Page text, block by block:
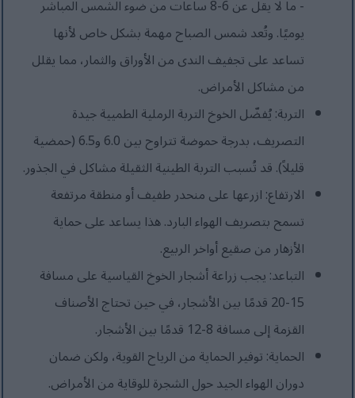
- ما لا يقل عن 6-8 ساعات من ضوء الشمس المباشر
يوميًا. وتُعد شمس الصباح مهمة بشكل خاص لأنها
تساعد على تجفيف الندى من الأوراق والثمار، مما يقلل
من مشاكل الأمراض.
التربة: يُفضّل الخوخ التربة الرملية الطميية جيدة
التصريف، بدرجة حموضة تتراوح بين 6.0 و6.5 (حمضية
قليلاً). قد تُسبب التربة الطينية الثقيلة مشاكل في الجذور.
الارتفاع: ازرعها على منحدر طفيف أو منطقة مرتفعة
تسمح بتصريف الهواء البارد. هذا يساعد على حماية
الأزهار من صقيع أواخر الربيع.
التباعد: يجب زراعة أشجار الخوخ القياسية على مسافة
15-20 قدمًا بين الأشجار، في حين تحتاج الأصناف
القزمة إلى مسافة 8-12 قدمًا بين الأشجار.
الحماية: توفير الحماية من الرياح القوية، ولكن ضمان
دوران الهواء الجيد حول الشجرة للوقاية من الأمراض.